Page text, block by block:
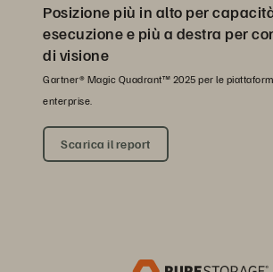
Posizione più in alto per
esecuzione e più a destra per
di visione
Gartner® Magic Quadrant™ 2025 per le
enterprise.
Scarica il report